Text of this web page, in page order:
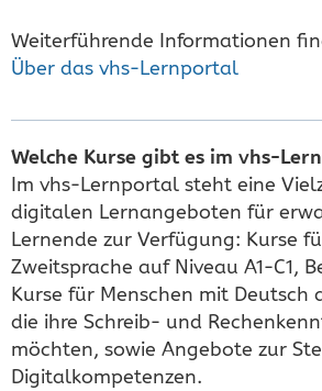
Weiterführende Informationen
Über das vhs-Lernportal
Welche Kurse gibt es im vhs-
Im vhs-Lernportal steht eine
digitalen Lernangeboten für
Lernende zur Verfügung: Kurse
Zweitsprache auf Niveau A1-C1,
Kurse für Menschen mit Deutsch
die ihre Schreib- und
möchten, sowie Angebote zur
Digitalkompetenzen.